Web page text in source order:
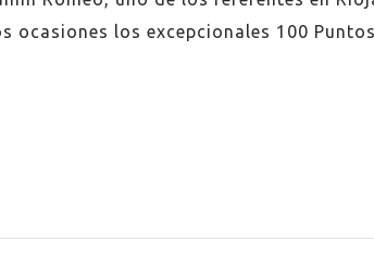
ocasiones los excepcionales 100